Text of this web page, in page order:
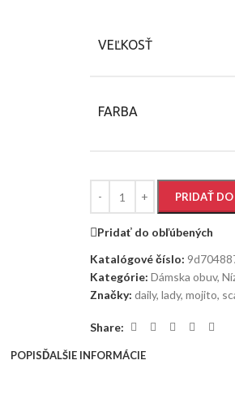
VEĽKOSŤ
FARBA
PRIDAŤ
Pridať do obľúbených
Katalógové číslo:
Kategórie: Dámska obuv,
Značky: daily, lady, mojito,
Share:
POPISĎALŠIE INFORMÁCIE